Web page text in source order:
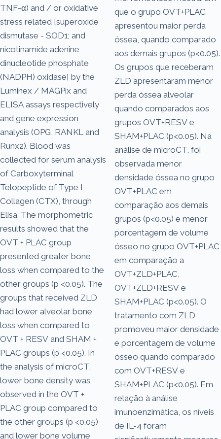
TNF-α) and / or oxidative
stress related [superoxide
dismutase - SOD1; and
nicotinamide adenine
dinucleotide phosphate
(NADPH) oxidase] by the
Luminex / MAGPix and
ELISA assays respectively
and gene expression
analysis (OPG, RANKL and
Runx2). Blood was
collected for serum analysis
of Carboxyterminal
Telopeptide of Type I
Collagen (CTX), through
Elisa. The morphometric
results showed that the
OVT + PLAC group
presented greater bone
loss when compared to the
other groups (p <0.05). The
groups that received ZLD
had lower alveolar bone
loss when compared to
OVT + RESV and SHAM +
PLAC groups (p <0.05). In
the analysis of microCT,
lower bone density was
observed in the OVT +
PLAC group compared to
the other groups (p <0.05)
and lower bone volume
que o grupo OVT+PLAC
apresentou maior perda
óssea, quando comparado
aos demais grupos (p<0.05).
Os grupos que receberam
ZLD apresentaram menor
perda óssea alveolar
quando comparados aos
grupos OVT+RESV e
SHAM+PLAC (p<0.05). Na
análise de microCT, foi
observada menor
densidade óssea no grupo
OVT+PLAC em
comparação aos demais
grupos (p<0.05) e menor
porcentagem de volume
ósseo no grupo OVT+PLAC
em comparação a
OVT+ZLD+PLAC,
OVT+ZLD+RESV e
SHAM+PLAC (p<0.05). O
tratamento com ZLD
promoveu maior densidade
e porcentagem de volume
ósseo quando comparado
com OVT+RESV e
SHAM+PLAC (p<0.05). Em
relação à análise
imunoenzimática, os níveis
de IL-4 foram